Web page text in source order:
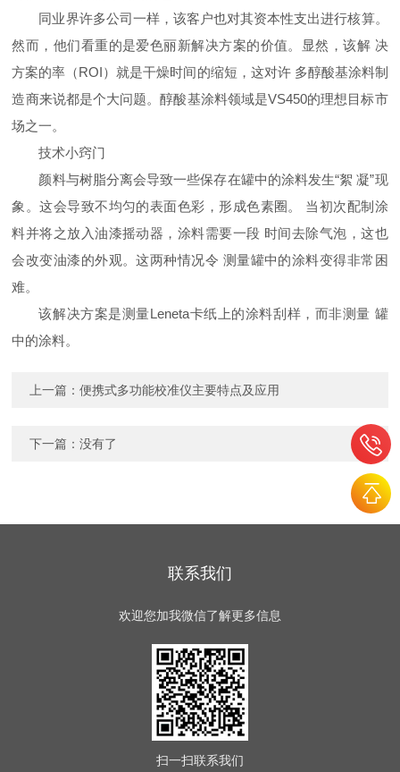
同业界许多公司一样，该客户也对其资本性支出进行核算。
然而，他们看重的是爱色丽新解决方案的价值。显然，该解 决
方案的率（ROI）就是干燥时间的缩短，这对许 多醇酸基涂料制
造商来说都是个大问题。醇酸基涂料领域是VS450的理想目标市
场之一。
技术小窍门
颜料与树脂分离会导致一些保存在罐中的涂料发生“絮 凝”现
象。这会导致不均匀的表面色彩，形成色素圈。
当初次配制涂
料并将之放入油漆摇动器，涂料需要一段 时间去除气泡，这也
会改变油漆的外观。这两种情况令 测量罐中的涂料变得非常困
难。
该解决方案是测量Leneta卡纸上的涂料刮样，而非测量 罐
中的涂料。
上一篇：便携式多功能校准仪主要特点及应用
下一篇：没有了
联系我们
欢迎您加我微信了解更多信息
扫一扫联系我们